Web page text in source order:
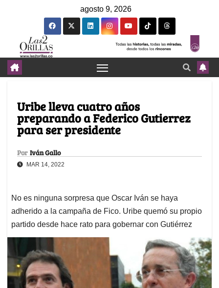
agosto 9, 2026
Uribe lleva cuatro años
preparando a Federico Gutierrez
para ser presidente
Por Iván Gallo
MAR 14, 2022
No es ninguna sorpresa que Oscar Iván se haya
adherido a la campaña de Fico. Uribe quemó su propio
partido desde hace rato para gobernar con Gutiérrez